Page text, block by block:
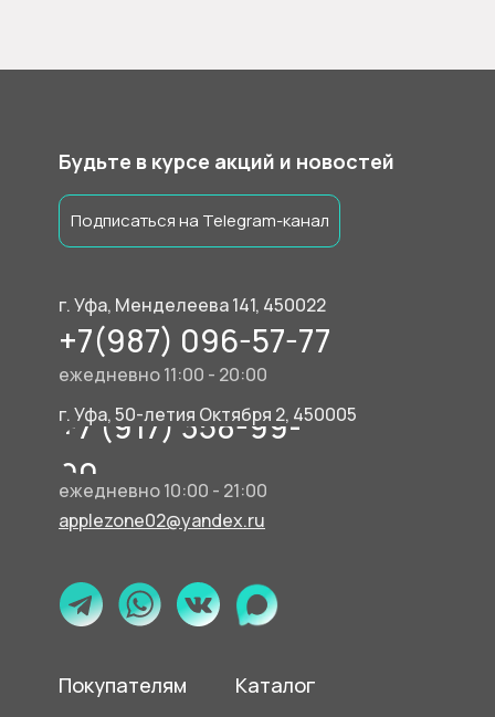
Будьте в курсе акций и новостей
г. Уфа, Менделеева 141, 450022
+7(987) 096-57-77
г. Уфа, 50-летия Октября 2, 450005
+7 (917) 358-99-
90
ежедневно 10:00 - 21:00
Покупателям
applezone02@yandex.ru
Каталог
Подписаться на Telegram-канал
ежедневно 11:00 - 20:00